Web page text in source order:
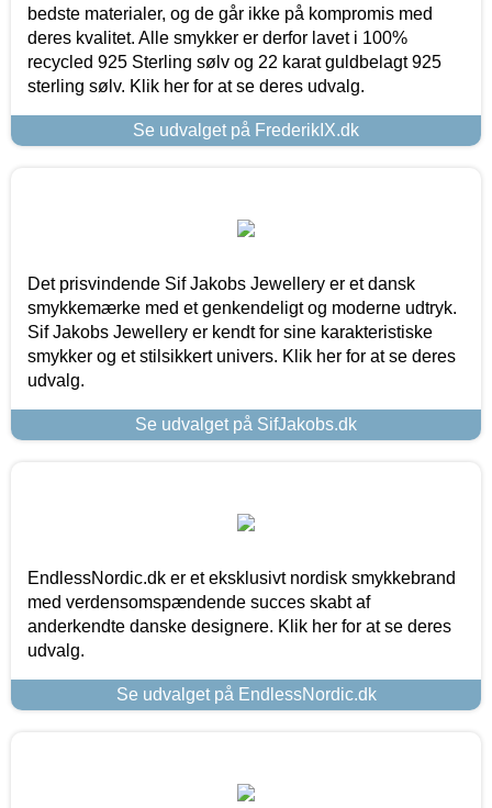
bedste materialer, og de går ikke på kompromis med
deres kvalitet. Alle smykker er derfor lavet i 100%
recycled 925 Sterling sølv og 22 karat guldbelagt 925
sterling sølv. Klik her for at se deres udvalg.
Se udvalget på FrederikIX.dk
Det prisvindende Sif Jakobs Jewellery er et dansk
smykkemærke med et genkendeligt og moderne udtryk.
Sif Jakobs Jewellery er kendt for sine karakteristiske
smykker og et stilsikkert univers. Klik her for at se deres
udvalg.
Se udvalget på SifJakobs.dk
EndlessNordic.dk er et eksklusivt nordisk smykkebrand
med verdensomspændende succes skabt af
anderkendte danske designere. Klik her for at se deres
udvalg.
Se udvalget på EndlessNordic.dk